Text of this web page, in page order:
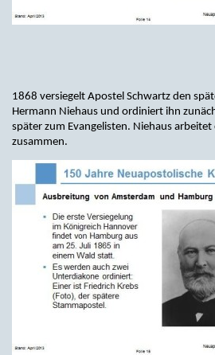
1868 versiegelt Apostel Schwartz den
Hermann Niehaus und ordiniert ihn
später zum Evangelisten. Niehaus
zusammen.